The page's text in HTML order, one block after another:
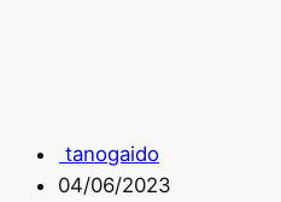
tanogaido
04/06/2023